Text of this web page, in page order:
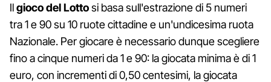
Ilgioco del Lottosi basa sull'estrazione di 5 numeri
tra 1 e 90 su 10 ruote cittadine e un'undicesima ruota
Nazionale. Per giocare è necessario dunque scegliere
fino a cinque numeri da 1 e 90: la giocata minima è di 1
euro, con incrementi di 0,50 centesimi, la giocata